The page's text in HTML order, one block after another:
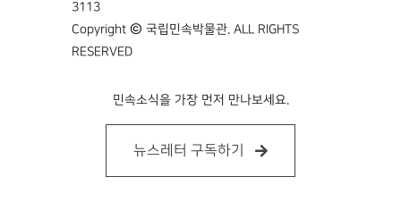
3113
Copyright © 국립민속박물관. ALL RIGHTS
RESERVED
민속소식을 가장 먼저 만나보세요.
뉴스레터 구독하기